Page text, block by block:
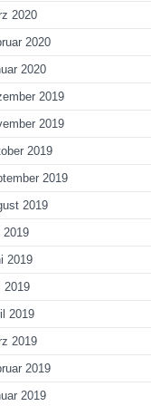
2020
2020
2020
2019
2019
2019
2019
2019
2019
2019
2019
2019
2019
2019
2019